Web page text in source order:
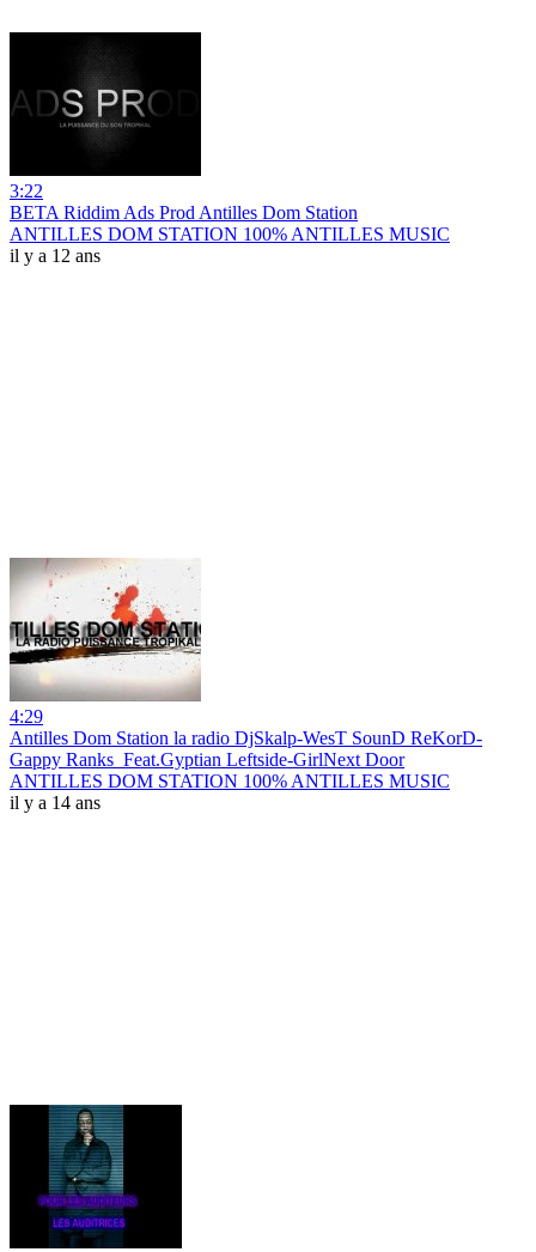
3:22
BETA Riddim Ads Prod Antilles Dom Station
ANTILLES DOM STATION 100% ANTILLES MUSIC
il y a 12 ans
4:29
Antilles Dom Station la radio DjSkalp-WesT SounD ReKorD-
Gappy Ranks_Feat.Gyptian Leftside-GirlNext Door
ANTILLES DOM STATION 100% ANTILLES MUSIC
il y a 14 ans